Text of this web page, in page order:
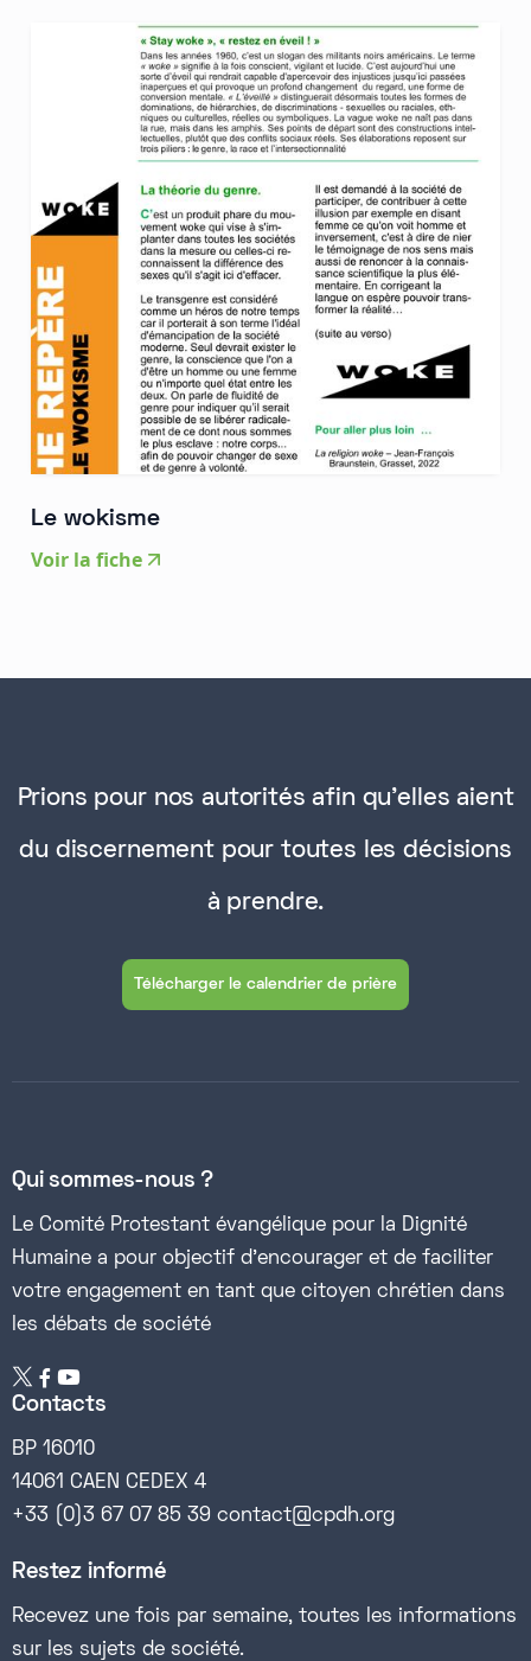
Le wokisme
Voir la fiche
Prions pour nos autorités afin qu'elles aient
du discernement pour toutes les décisions
à prendre.
Télécharger le calendrier de prière
Qui sommes-nous ?
Le Comité Protestant évangélique pour la Dignité
Humaine a pour objectif d’encourager et de faciliter
votre engagement en tant que citoyen chrétien dans
les débats de société
 
Contacts
BP 16010
14061 CAEN CEDEX 4
+33 (0)3 67 07 85 39 contact@cpdh.org
Restez informé
Recevez une fois par semaine, toutes les informations
sur les sujets de société.